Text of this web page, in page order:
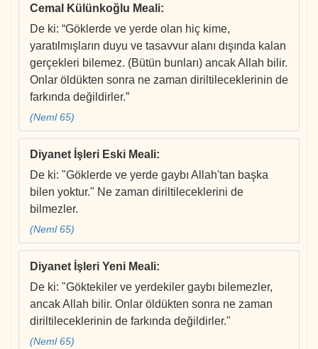
Cemal Külünkoğlu Meali:
De ki: “Göklerde ve yerde olan hiç kime,
yaratılmışların duyu ve tasavvur alanı dışında kalan
gerçekleri bilemez. (Bütün bunları) ancak Allah bilir.
Onlar öldükten sonra ne zaman diriltileceklerinin de
farkında değildirler.”
(Neml 65)
Diyanet İşleri Eski Meali:
De ki: "Göklerde ve yerde gaybı Allah'tan başka
bilen yoktur." Ne zaman diriltileceklerini de
bilmezler.
(Neml 65)
Diyanet İşleri Yeni Meali:
De ki: "Göktekiler ve yerdekiler gaybı bilemezler,
ancak Allah bilir. Onlar öldükten sonra ne zaman
diriltileceklerinin de farkında değildirler."
(Neml 65)